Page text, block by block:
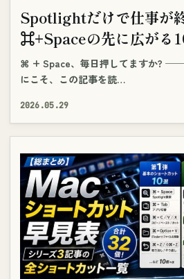
Spotlightだけで仕事が終
⌘+Spaceの先に広がる
⌘ + Space、毎日押してますか? ──
にこそ、この記事を読…
2026.05.29